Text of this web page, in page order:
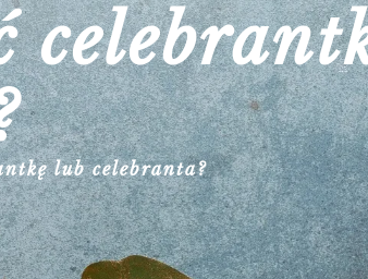
lub celebranta?